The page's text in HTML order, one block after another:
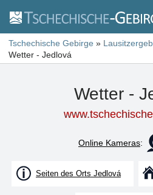
Tschechische Gebirge »
Wetter - Jedlová
Wetter -
Online Kameras:
Seiten des Orts Jedlová